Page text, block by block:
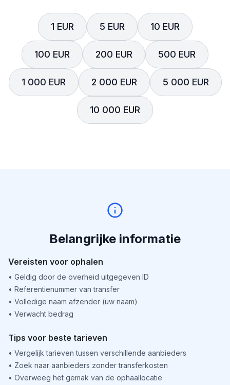
1 EUR 5 EUR 10 EUR
100 EUR 200 EUR 500 EUR
1 000 EUR 2 000 EUR 5 000 EUR
10 000 EUR
Belangrijke informatie
Vereisten voor ophalen
• Geldig door de overheid uitgegeven ID
• Referentienummer van transfer
• Volledige naam afzender (uw naam)
• Verwacht bedrag
Tips voor beste tarieven
• Vergelijk tarieven tussen verschillende aanbieders
• Zoek naar aanbieders zonder transferkosten
• Overweeg het gemak van de ophaallocatie